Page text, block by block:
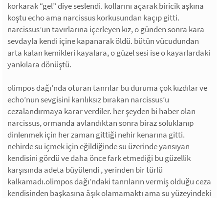
korkarak “gel” diye seslendi. kollarını açarak biricik aşkına
koştu echo ama narcissus korkusundan kaçıp gitti.
narcissus’un tavırlarına içerleyen kız, o günden sonra kara
sevdayla kendi içine kapanarak öldü. bütün vücudundan
arta kalan kemikleri kayalara, o güzel sesi ise o kayarlardaki
yankılara dönüştü.
olimpos dağı’nda oturan tanrılar bu duruma çok kızdılar ve
echo’nun sevgisini karılıksız bırakan narcissus’u
cezalandırmaya karar verdiler. her şeyden bi haber olan
narcissus, ormanda avlandıktan sonra biraz soluklanıp
dinlenmek için her zaman gittiği nehir kenarına gitti.
nehirde su içmek için eğildiğinde su üzerinde yansıyan
kendisini gördü ve daha önce fark etmediği bu güzellik
karşısında adeta büyülendi , yerinden bir türlü
kalkamadı.olimpos dağı’ndaki tanrıların vermiş olduğu ceza
kendisinden başkasına âşık olamamaktı ama su yüzeyindeki